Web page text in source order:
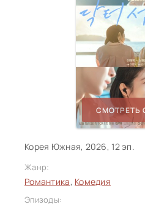
СМОТРЕТЬ
Корея Южная, 2026, 12 эп.
Жанр:
Романтика, Комедия
Эпизоды: